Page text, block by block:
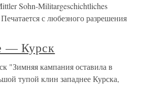
Sohn-Militargeschichtliches
с любезного разрешения
— Курск
"Зимняя кампания оставила в
тупой клин западнее Курска,